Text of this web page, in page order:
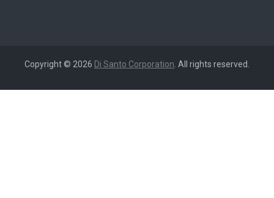
Copyright © 2026 Di Santo Corporation. All rights reserved.